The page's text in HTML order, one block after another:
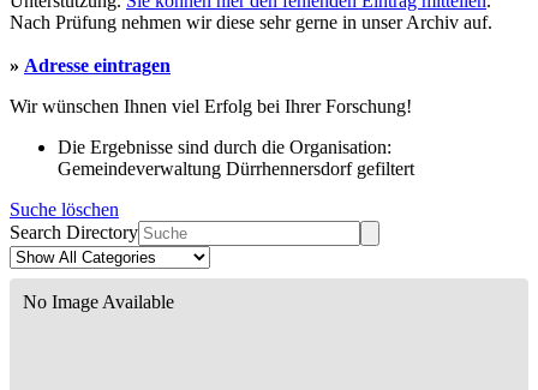
Nach Prüfung nehmen wir diese sehr gerne in unser Archiv auf.
» Adresse eintragen
Wir wünschen Ihnen viel Erfolg bei Ihrer Forschung!
Die Ergebnisse sind durch die Organisation:
Gemeindeverwaltung Dürrhennersdorf gefiltert
Suche löschen
Search Directory
No Image Available